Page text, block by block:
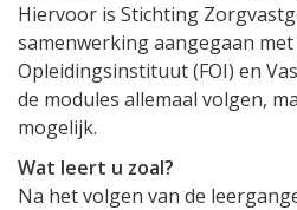
Hiervoor is Stichting
samenwerking aangegaan met
Opleidingsinstituut (FOI) en
de modules allemaal volgen,
mogelijk.
Wat leert u zoal?
Na het volgen van de